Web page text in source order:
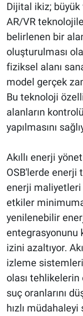
Dijital ikiz; büyük
AR/VR
belirlenen bir
oluşturulması
fiziksel alanı
model gerçek
Bu teknoloji
alanların
yapılmasını
Akıllı enerji
OSB'lerde
enerji
etkiler
yenilenebilir
entegrasyonunu
izini azaltıyor.
izleme
olası
suç oranlarını
hızlı müdahaleyi